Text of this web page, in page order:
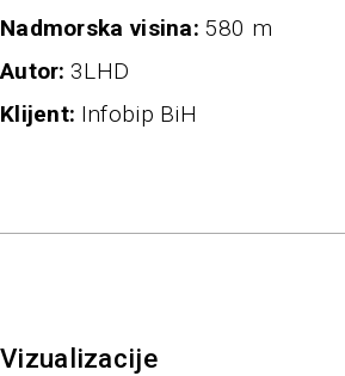
nadmorska visina 580 m
autor 3LHD
klijent Infobip BiH
Vizualizacije